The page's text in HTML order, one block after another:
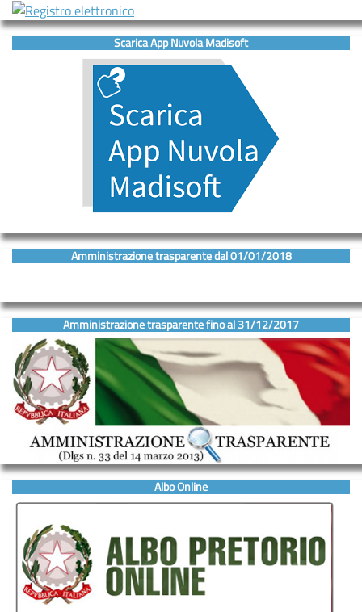
Servizi
ORIENTAMENTO
INCLUSIONE
Contatti
Segreteria
–
Scarica App Nuvola Madisoft
Amministrazione trasparente dal 01/01/2018
Amministrazione trasparente fino al 31/12/2017
Albo Online